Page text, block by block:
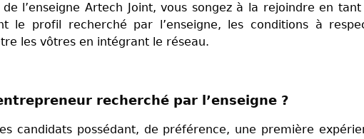
l’enseigne Artech Joint, vous songez à la rejoindre en
le profil recherché par l’enseigne, les conditions à
les vôtres en intégrant le réseau.
recherché par l’enseigne ?
candidats possédant, de préférence, une première